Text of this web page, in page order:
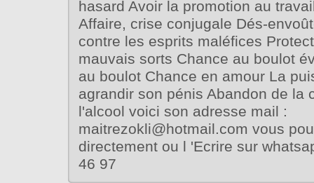
hasard Avoir la promotion au
Affaire, crise conjugale Dés-
contre les esprits maléfices
mauvais sorts Chance au boulot
au boulot Chance en amour La
agrandir son pénis Abandon de la
l'alcool voici son adresse mail :
maitrezokli@hotmail.com vous
directement ou l 'Ecrire sur
46 97